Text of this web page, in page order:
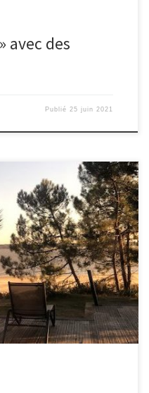
avec des
Publié 25 juin 2021
quinzaine d’enseignants et
d’être reçu par le
le-Bains le 23 janvier, pour
le domaine du tourisme.
cette filière auprès